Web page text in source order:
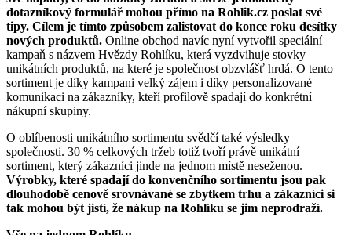
dotazníkový formulář mohou přímo na Rohlik.cz poslat své
tipy. Cílem je tímto způsobem zalistovat do konce roku desítky
nových produktů. Online obchod navíc nyní vytvořil speciální
kampaň s názvem Hvězdy Rohlíku, která vyzdvihuje stovky
unikátních produktů, na které je společnost obzvlášť hrdá. O tento
sortiment je díky kampani velký zájem i díky personalizované
komunikaci na zákazníky, kteří profilově spadají do konkrétní
nákupní skupiny.
O oblíbenosti unikátního sortimentu svědčí také výsledky
společnosti. 30 % celkových tržeb totiž tvoří právě unikátní
sortiment, který zákazníci jinde na jednom místě neseženou.
Výrobky, které spadají do konvenčního sortimentu jsou pak
dlouhodobě cenově srovnávané se zbytkem trhu a zákazníci si
tak mohou být jistí, že nákup na Rohlíku se jim neprodraží.